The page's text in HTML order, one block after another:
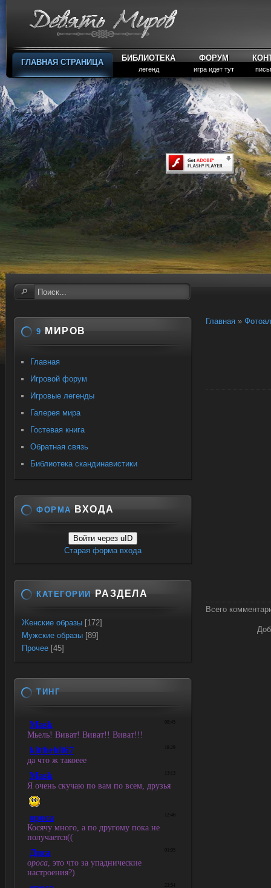
ГЛАВНАЯ СТРАНИЦА БИБЛИОТЕКА
легенд
ФОРУМ
игра идет тут
Главная »
Всего
9 МИРОВ
Главная
Игровой форум
Игровые легенды
Галерея мира
Гостевая книга
Обратная связь
Библиотека скандинавистики
ФОРМА ВХОДА
Войти через uID
Старая форма входа
КАТЕГОРИИ РАЗДЕЛА
Женские образы [172]
Мужские образы [89]
Прочее [45]
ТИНГ